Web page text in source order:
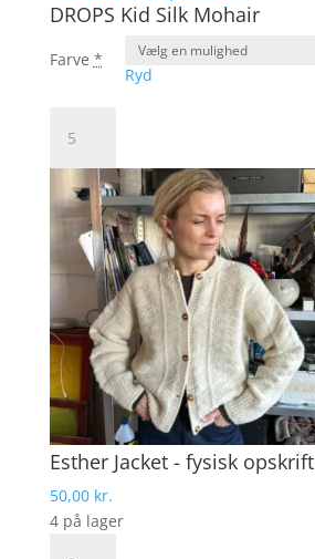
DROPS Kid Silk Mohair
Farve *
Ryd
Kid
Silk
Mohair
antal
Esther Jacket - fysisk opskrift
50,00 kr.
4 på lager